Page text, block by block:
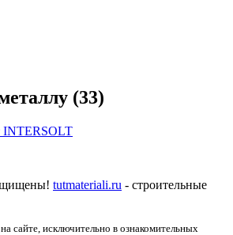
(33)
INTERSOLT
tutmateriali.ru - строительные
сайте, исключительно в ознакомительных